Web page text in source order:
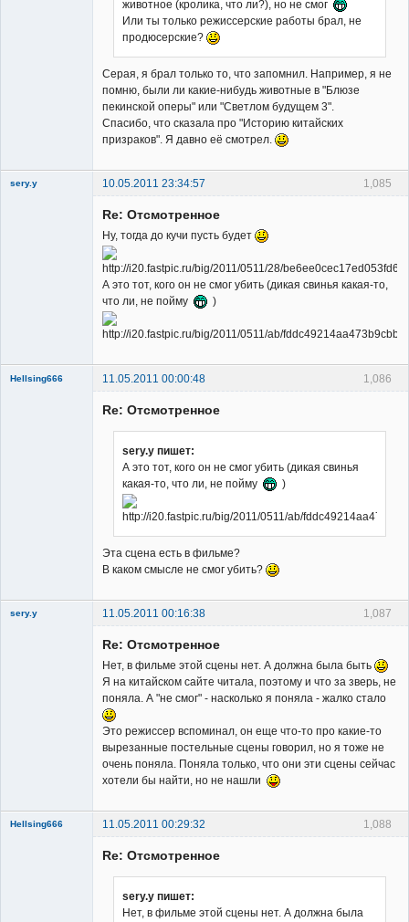
животное (кролика, что ли?), но не смог
Или ты только режиссерские работы брал, не
продюсерские?
Серая, я брал только то, что запомнил. Например, я не
помню, были ли какие-нибудь животные в "Блюзе
пекинской оперы" или "Светлом будущем 3".
Спасибо, что сказала про "Историю китайских
призраков". Я давно её смотрел.
1,085
sery.y 10.05.2011 23:34:57
Re: Отсмотренное
Ну, тогда до кучи пусть будет
А это тот, кого он не смог убить (дикая свинья какая-то,
что ли, не пойму
)
1,086
Hellsing666 11.05.2011 00:00:48
Re: Отсмотренное
sery.y пишет:
А это тот, кого он не смог убить (дикая свинья
какая-то, что ли, не пойму
)
Эта сцена есть в фильме?
В каком смысле не смог убить?
1,087
sery.y 11.05.2011 00:16:38
Re: Отсмотренное
Нет, в фильме этой сцены нет. А должна была быть
Я на китайском сайте читала, поэтому и что за зверь, не
поняла. А "не смог" - насколько я поняла - жалко стало
Это режиссер вспоминал, он еще что-то про какие-то
вырезанные постельные сцены говорил, но я тоже не
очень поняла. Поняла только, что они эти сцены сейчас
хотели бы найти, но не нашли
1,088
Hellsing666 11.05.2011 00:29:32
Re: Отсмотренное
sery.y пишет:
Нет, в фильме этой сцены нет. А должна была